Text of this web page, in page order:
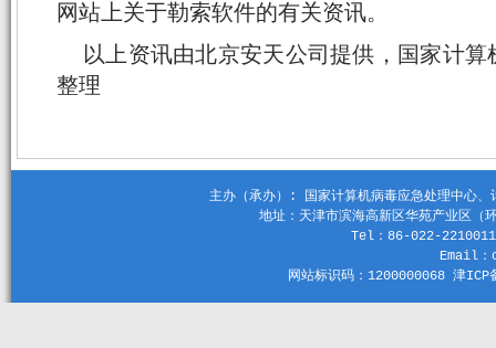
网站上关于勒索软件的有关资讯。
以上资讯由北京安天公司提供，国家计
整理
主办（承办）: 国家计算机病毒应急处理中心
地址：天津市滨海高新区华苑产业区
Tel：86-022-
Email
网站标识码：1200000068 津